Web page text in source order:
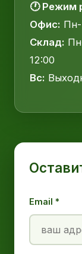
🕐 Режим
Офис: Пн-
Склад:
12:00
Вс:
Email *